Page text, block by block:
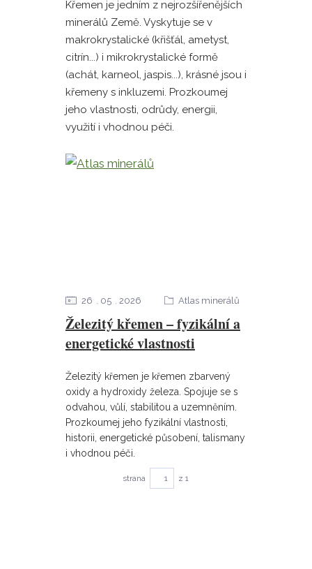
Křemen je jedním z nejrozšířenějších
minerálů Země. Vyskytuje se v
makrokrystalické (křišťál, ametyst,
citrín...) i mikrokrystalické formě
(achát, karneol, jaspis...), krásné jsou i
křemeny s inkluzemi. Prozkoumej
jeho vlastnosti, odrůdy, energii,
využití i vhodnou péči.
Železitý křemen – fyzikální a
energetické vlastnosti
26 05 2026 Atlas minerálů
Železitý křemen je křemen zbarvený
oxidy a hydroxidy železa. Spojuje se s
odvahou, vůlí, stabilitou a uzemněním.
Prozkoumej jeho fyzikální vlastnosti,
historii, energetické působení, talismany
i vhodnou péči.
strana z 1